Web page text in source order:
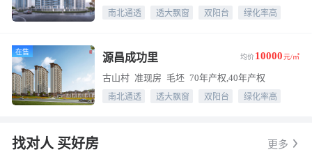
南北通透 透大飘窗 双阳台 绿化率高
在售 源昌成功里 均价10000元/㎡
古山村 准现房 毛坯 70年产权,40年产权
南北通透 透大飘窗 双阳台 绿化率高
找对人 买好房 更多